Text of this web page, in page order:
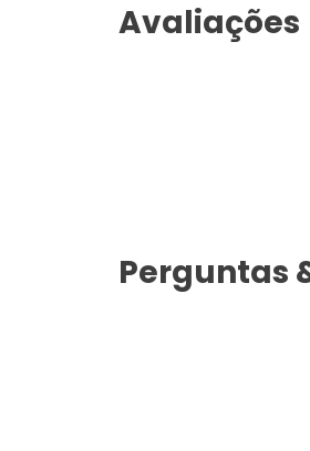
Avaliações
Perguntas